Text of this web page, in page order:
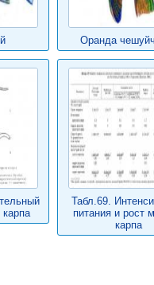
Оранда
Табл.69.
питания и рост
карпа